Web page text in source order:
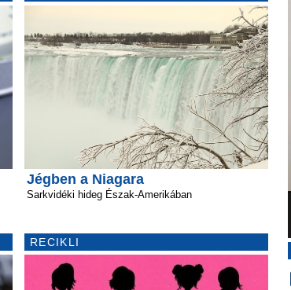
Jégben a Niagara
Sarkvidéki hideg Észak-Amerikában
RECIKLI